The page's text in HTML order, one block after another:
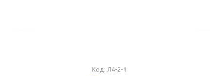
Код: Л4-2-1